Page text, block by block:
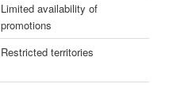
Limited availability of
promotions
Restricted territories